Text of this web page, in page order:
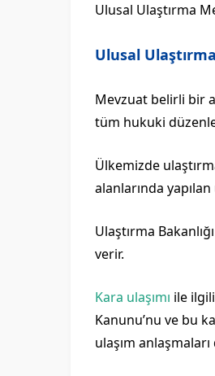
Ulusal Ulaştırma
Ulusal
Mevzuat belirli bir
tüm hukuki
Ülkemizde
alanlarında
Ulaştırma
verir.
Kara ulaşımı ile
Kanunu’nu ve bu
ulaşım